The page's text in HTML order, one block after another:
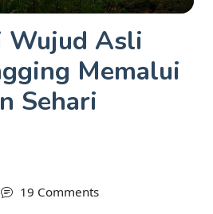
Wujud Asli
Memalui
Sehari
19 Comments